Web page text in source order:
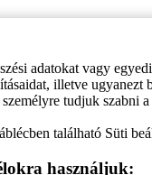
adatokat vagy
illetve ugyanezt
tudjuk szabni
található Süti
használjuk: